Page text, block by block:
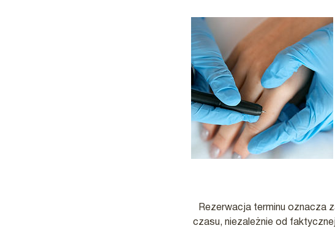
Rezerwacja terminu oznacza
czasu, niezależnie od